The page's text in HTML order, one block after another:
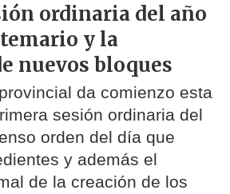
ordinaria del año
y la
nuevos bloques
da comienzo esta
sesión ordinaria del
orden del día que
y además el
de la creación de los